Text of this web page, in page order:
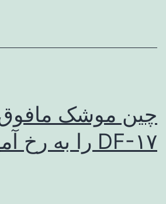
چین موشک
DF-۱۷ را به رخ آمریکا کشید